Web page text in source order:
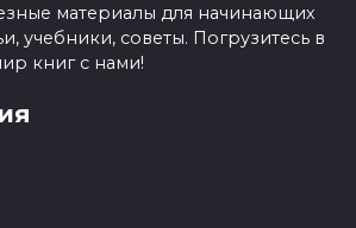
материалы для начинающих
учебники, советы. Погрузитесь в
книг с нами!